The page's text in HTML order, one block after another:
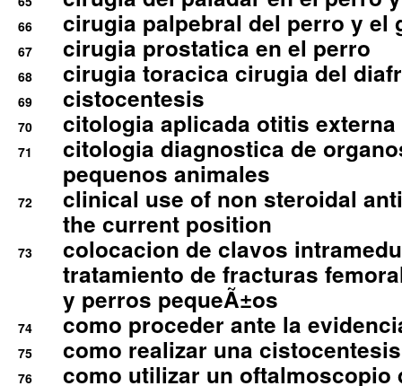
66 cirugia palpebral del perro y el
67 cirugia prostatica en el perro
68 cirugia toracica cirugia del
69 cistocentesis
70 citologia aplicada otitis externa
71
citologia diagnostica de
pequenos animales
72
clinical use of non steroidal
the current position
73
colocacion de clavos
tratamiento de fracturas
y perros pequeÃ±os
74 como proceder ante la
75 como realizar una
76 como utilizar un oftalmoscopio